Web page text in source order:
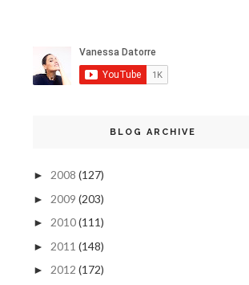
BLOG ARCHIVE
► 2008 (127)
► 2009 (203)
► 2010(111)
► 2011 (148)
► 2012 (172)